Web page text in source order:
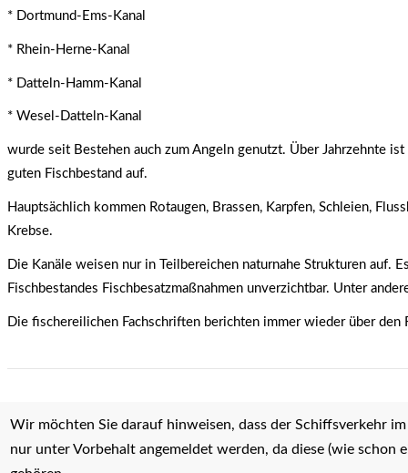
* Dortmund-Ems-Kanal
* Rhein-Herne-Kanal
* Datteln-Hamm-Kanal
* Wesel-Datteln-Kanal
wurde seit Bestehen auch zum Angeln genutzt. Über Jahrzehnte
guten Fischbestand auf.
Hauptsächlich kommen Rotaugen, Brassen, Karpfen, Schleien,
Krebse.
Die Kanäle weisen nur in Teilbereichen naturnahe Strukturen auf.
Fischbestandes Fischbesatzmaßnahmen unverzichtbar. Unter
Die fischereilichen Fachschriften berichten immer wieder über
Wir möchten Sie darauf hinweisen, dass der Schiffsverkehr
nur unter Vorbehalt angemeldet werden, da diese (wie